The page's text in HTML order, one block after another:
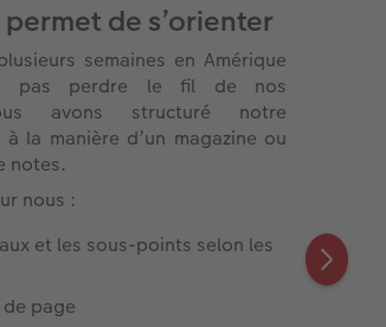
de s’orienter
semaines en Amérique
pas perdre le fil de nos
avons structuré notre
à la manière d’un magazine ou
notes.
nous :
et les sous-points selon les
page